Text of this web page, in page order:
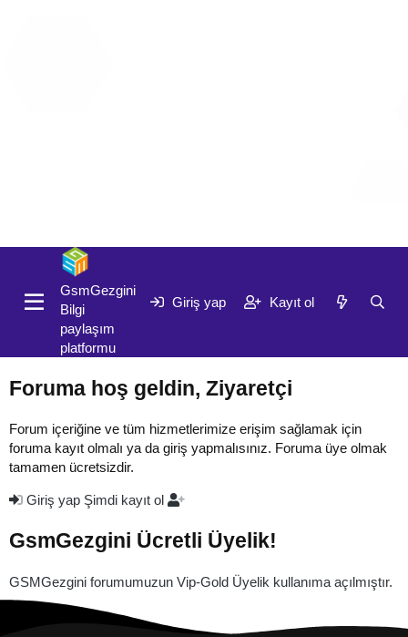
GsmGezgini
Bilgi
paylaşım
platformu
Giriş yap Kayıt ol
Foruma hoş geldin, Ziyaretçi
Forum içeriğine ve tüm hizmetlerimize erişim sağlamak için
foruma kayıt olmalı ya da giriş yapmalısınız. Foruma üye olmak
tamamen ücretsizdir.
Giriş yap Şimdi kayıt ol
GsmGezgini Ücretli Üyelik!
GSMGezgini forumumuzun Vip-Gold Üyelik kullanıma açılmıştır.